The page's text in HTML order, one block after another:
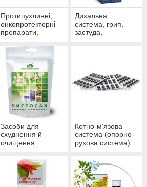
Протипухлинні,
онкопротекторні
препарати,
Дихальна
система, грип,
застуда,
Засоби для
схуднення й
очищення
Котно-м'язова
система (опорно-
рухова система)